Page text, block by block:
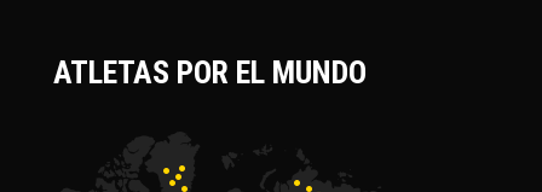
ATLETAS POR EL MUNDO